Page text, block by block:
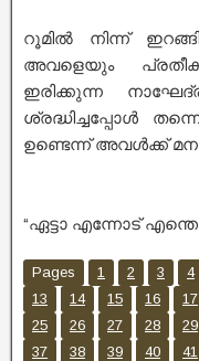
റൂമിൽ നിന്ന്
അവളെയും
ഇരിക്കുന്ന
ശ്രദ്ധിച്ചപ്പോൾ
ഉണ്ടെന്ന് അവൾക്ക്
“ഏട്ടാ എന്നോട്
Pages 1 2 3 4
13
14 15 16 17
25
26 27 28 29
37
38 39 40 41